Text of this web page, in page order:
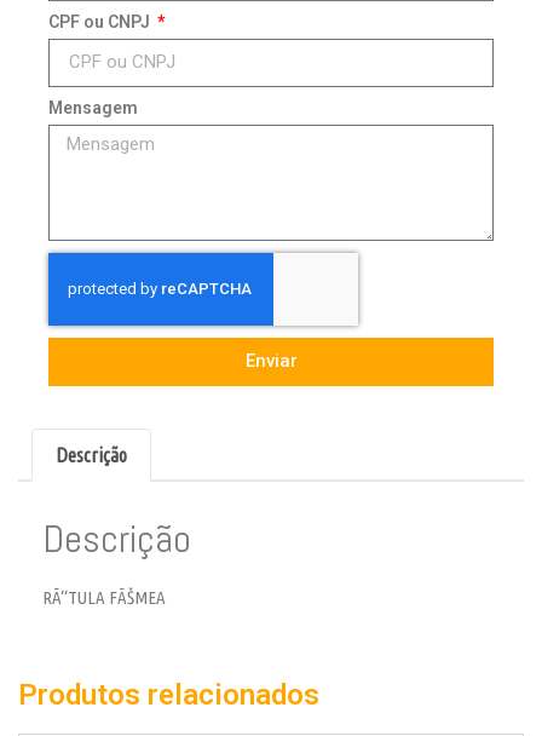
CPF ou CNPJ
Mensagem
Enviar
Descrição
Descrição
RÃ“TULA FÃŠMEA
Produtos relacionados